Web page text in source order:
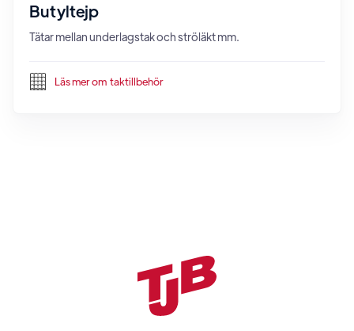
Butyltejp
Tätar mellan underlagstak och ströläkt mm.
Läs mer om taktillbehör